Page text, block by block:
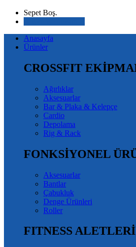
Sepet Boş.
Anasayfa
Ürünler
CROSSFIT
Ağırlıklar
Aksesuarlar
Bar & Plaka & Kelepçe
Cardio
Depolama
Rig & Rack
FONKSİYONEL
Aksesuarlar
Bantlar
Çabukluk
Denge Ürünleri
Roller
FITNESS ALETLERİ